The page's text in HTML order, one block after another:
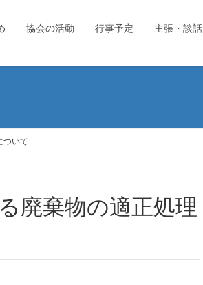
協会の活動 行事予定 主張・談話
ついて